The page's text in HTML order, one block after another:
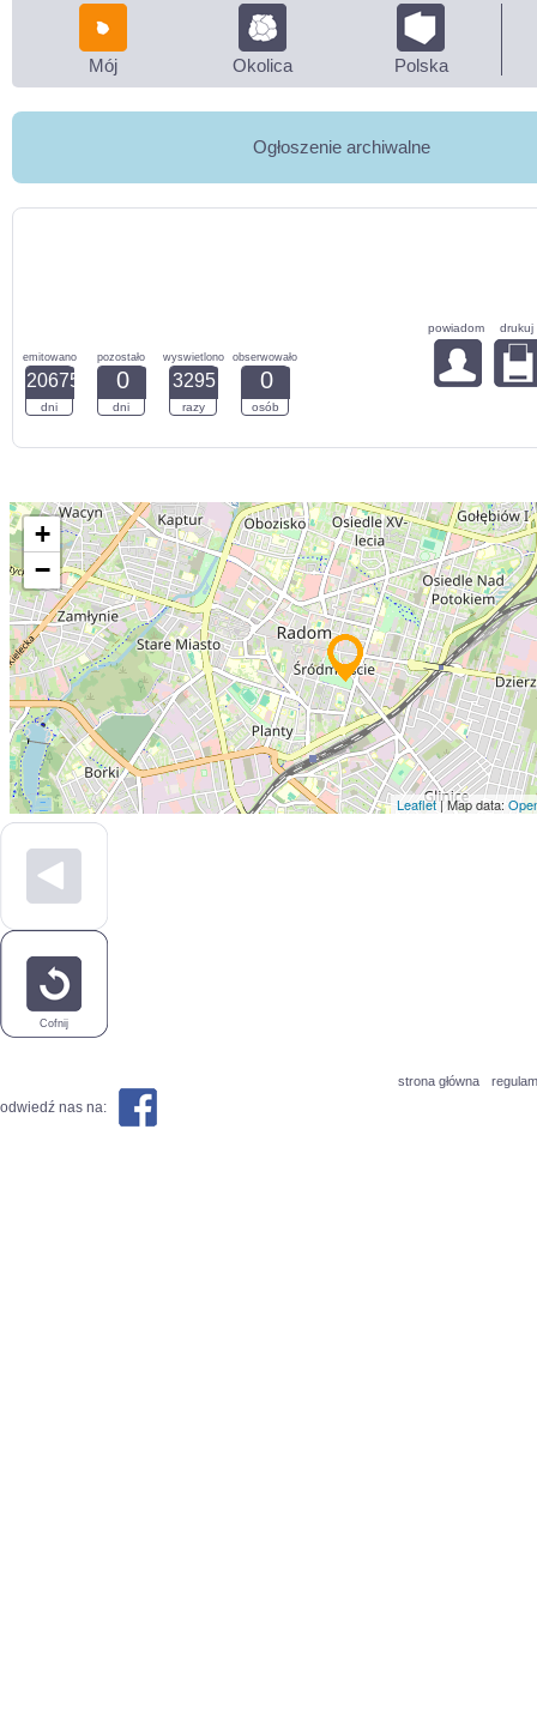
Mój Okolica Polska
Ogłoszenie archiwalne
emitowano
20675
dni
pozostało
0
dni
wyswietlono
3295
razy
obserwowało
0
osób
powiadom drukuj
+
−
Leaflet| Map data:
Cofnij
strona główna
odwiedź nas na: